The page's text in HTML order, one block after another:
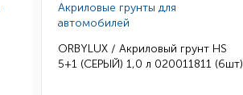
Акриловые грунты для
автомобилей
ORBYLUX / Акриловый грунт HS
5+1 (СЕРЫЙ) 1,0 л 020011811 (6шт)